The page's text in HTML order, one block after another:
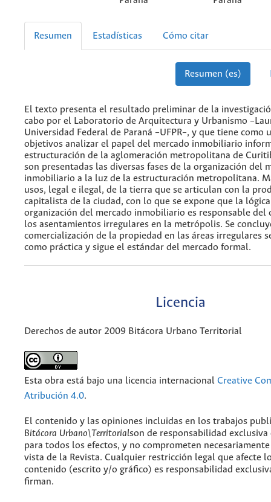
Resumen Estadísticas Cómo citar
Resumen (es)
El texto presenta el resultado preliminar de la
cabo por el Laboratorio de Arquitectura y Urbanismo
Universidad Federal de Paraná –UFPR–, y que tiene como
objetivos analizar el papel del mercado inmobiliario
estructuración de la aglomeración metropolitana de
son presentadas las diversas fases de la organización del
inmobiliario a la luz de la estructuración metropolitana.
usos, legal e ilegal, de la tierra que se articulan con la
capitalista de la ciudad, con lo que se expone que la
organización del mercado inmobiliario es responsable del
los asentamientos irregulares en la metrópolis. Se
comercialización de la propiedad en las áreas irregulares
como práctica y sigue el estándar del mercado formal.
Licencia
Derechos de autor 2009 Bitácora Urbano Territorial
Esta obra está bajo una licencia internacional Creative
Atribución 4.0.
El contenido y las opiniones incluidas en los trabajos
Bitácora Urbano\Territorialson de responsabilidad exclusiva
para todos los efectos, y no comprometen
vista de la Revista. Cualquier restricción legal que afecte
contenido (escrito y/o gráfico) es responsabilidad
firman.